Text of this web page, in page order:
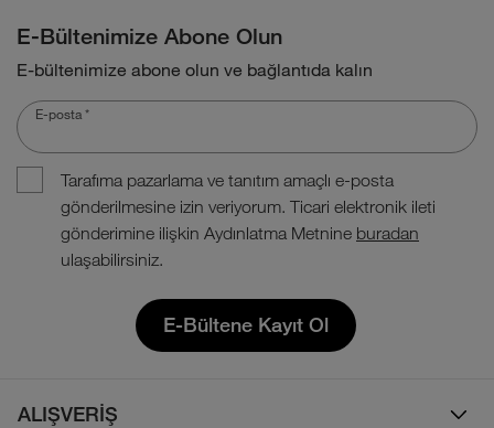
E-Bültenimize Abone Olun
E-bültenimize abone olun ve bağlantıda kalın
E-posta *
Tarafıma pazarlama ve tanıtım amaçlı e-posta
gönderilmesine izin veriyorum. Ticari elektronik ileti
gönderimine ilişkin Aydınlatma Metnine buradan
ulaşabilirsiniz.
E-Bültene Kayıt Ol
ALIŞVERİŞ